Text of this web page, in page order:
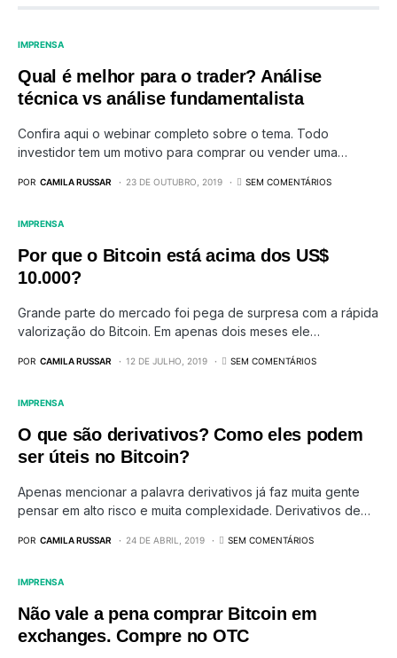
IMPRENSA
Qual é melhor para o trader? Análise
técnica vs análise fundamentalista
Confira aqui o webinar completo sobre o tema. Todo
investidor tem um motivo para comprar ou vender uma…
POR CAMILA RUSSAR 23 DE OUTUBRO, 2019 SEM COMENTÁRIOS
IMPRENSA
Por que o Bitcoin está acima dos US$
10.000?
Grande parte do mercado foi pega de surpresa com a rápida
valorização do Bitcoin. Em apenas dois meses ele…
POR CAMILA RUSSAR 12 DE JULHO, 2019 SEM COMENTÁRIOS
IMPRENSA
O que são derivativos? Como eles podem
ser úteis no Bitcoin?
Apenas mencionar a palavra derivativos já faz muita gente
pensar em alto risco e muita complexidade. Derivativos de…
POR CAMILA RUSSAR 24 DE ABRIL, 2019 SEM COMENTÁRIOS
IMPRENSA
Não vale a pena comprar Bitcoin em
exchanges. Compre no OTC